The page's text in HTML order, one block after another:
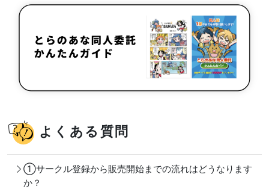
よくある質問
①サークル登録から販売開始までの流れはどうなります
か？